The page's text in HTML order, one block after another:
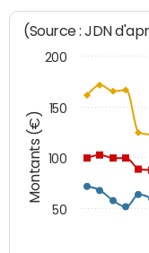
Montants (€)
(Source : JDN
50
100
150
200